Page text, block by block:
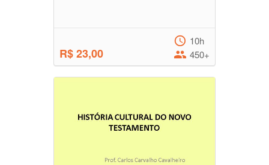
R$ 23,00
10h
450+